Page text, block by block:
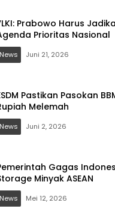
Prabowo Harus
Prioritas Nasional
News Juni 21, 2026
Pastikan Pasokan
Melemah
News Juni 2, 2026
Gagas
Minyak ASEAN
News Mei 12, 2026